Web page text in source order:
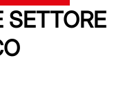
SETTORE